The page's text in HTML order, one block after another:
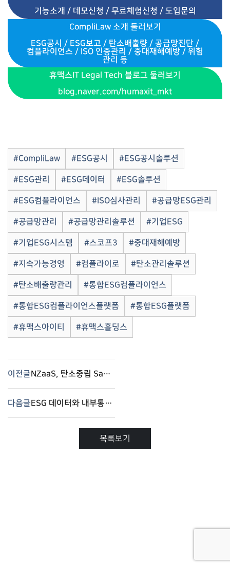
기능소개 / 데모신청 / 무료체험신청 / 도입문의
CompliLaw 소개 둘러보기
ESG공시 / ESG보고 / 탄소배출량 / 공급망진단 /
컴플라이언스 / ISO 인증관리 / 중대재해예 방 / 위험
관리 등
휴맥스IT Legal Tech 블로그 둘러보기
blog.naver.com/humaxit_mkt
#CompliLaw #ESG공시 #ESG공시솔루션
#ESG관리 #ESG데이터 #ESG솔루션
#ESG컴플라이언스 #ISO심사관리 #공급망ESG관리
#공급망관리 #공급망관리솔루션 #기업ESG
#기업ESG시스템 #스코프3 #중대재해예방
#지속가능경영 #컴플라이로 #탄소관리솔루션
#탄소배출량관리 #통합ESG컴플라이언스
#통합ESG컴플라이언스플랫폼 #통합ESG플랫폼
#휴맥스아이티 #휴맥스홀딩스
이전글 NZaaS, 탄소중립 SaaS 기반 ESG-컴플라이언스 통합 관리 전략 – 컴플라이로(Complilaw)
다음글 ESG 데이터와 내부통제 기반 거버넌스 중심의 지속가능경영 전략 – 컴플라이로(Complilaw)
목록보기